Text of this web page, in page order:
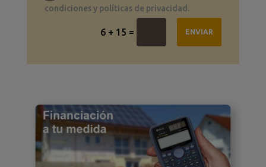
condiciones y políticas de privacidad.
6 + 15 = ENVIAR